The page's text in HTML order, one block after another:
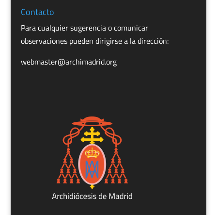
Contacto
Para cualquier sugerencia o comunicar
observaciones pueden dirigirse a la dirección:
webmaster@archimadrid.org